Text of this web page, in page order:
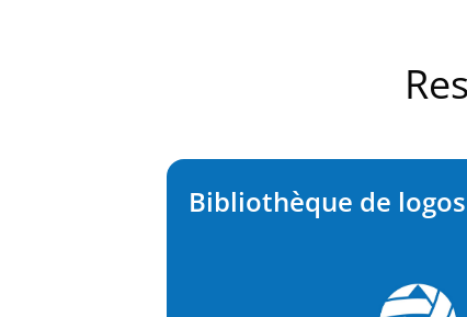
Bibliothèque de logos